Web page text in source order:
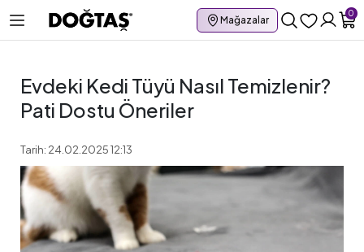
Mağazalar
0
Evdeki Kedi Tüyü Nasıl Temizlenir?
Pati Dostu Öneriler
Tarih: 24.02.2025 12:13